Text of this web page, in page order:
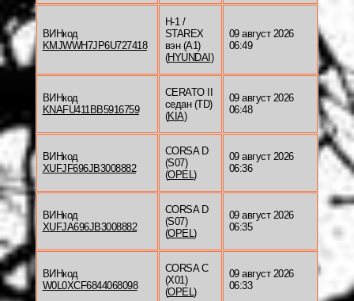
ВИНкод
KMJWWH7JP6U727418
H-1 /
STAREX
вэн (A1)
(HYUNDAI)
09 август 2026
06:49
ВИНкод
KNAFU411BB5916759
CERATO II
седан (TD)
(KIA)
09 август 2026
06:48
ВИНкод
XUFJF696JB3008882
CORSA D
(S07)
(OPEL )
09 август 2026
06:36
ВИНкод
XUFJA696JB3008882
CORSA D
(S07)
(OPEL )
09 август 2026
06:35
ВИНкод
W0L0XCF6844068098
CORSA C
(X01)
(OPEL )
09 август 2026
06:33